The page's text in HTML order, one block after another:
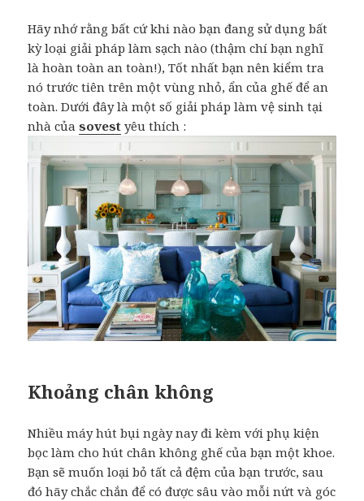
Hãy nhớ rằng bất cứ khi nào bạn đang sử dụng bất
kỳ loại giải pháp làm sạch nào (thậm chí bạn nghĩ
là hoàn toàn an toàn!), Tốt nhất bạn nên kiểm tra
nó trước tiên trên một vùng nhỏ, ẩn của ghế để an
toàn. Dưới đây là một số giải pháp làm vệ sinh tại
nhà củasovest yêu thích :
Khoảng chân không
Nhiều máy hút bụi ngày nay đi kèm với phụ kiện
bọc làm cho hút chân không ghế của bạn một khoe.
Bạn sẽ muốn loại bỏ tất cả đệm của bạn trước, sau
đó hãy chắc chắn để có được sâu vào mỗi nứt và góc